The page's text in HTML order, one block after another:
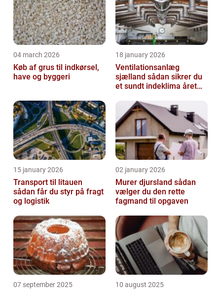
04 march 2026
Køb af grus til indkørsel,
have og byggeri
18 january 2026
Ventilationsanlæg
sjælland sådan sikrer du
et sundt indeklima året
15 january 2026
Transport til litauen
sådan får du styr på fragt
og logistik
02 january 2026
Murer djursland sådan
vælger du den rette
fagmand til opgaven
07 september 2025 10 august 2025